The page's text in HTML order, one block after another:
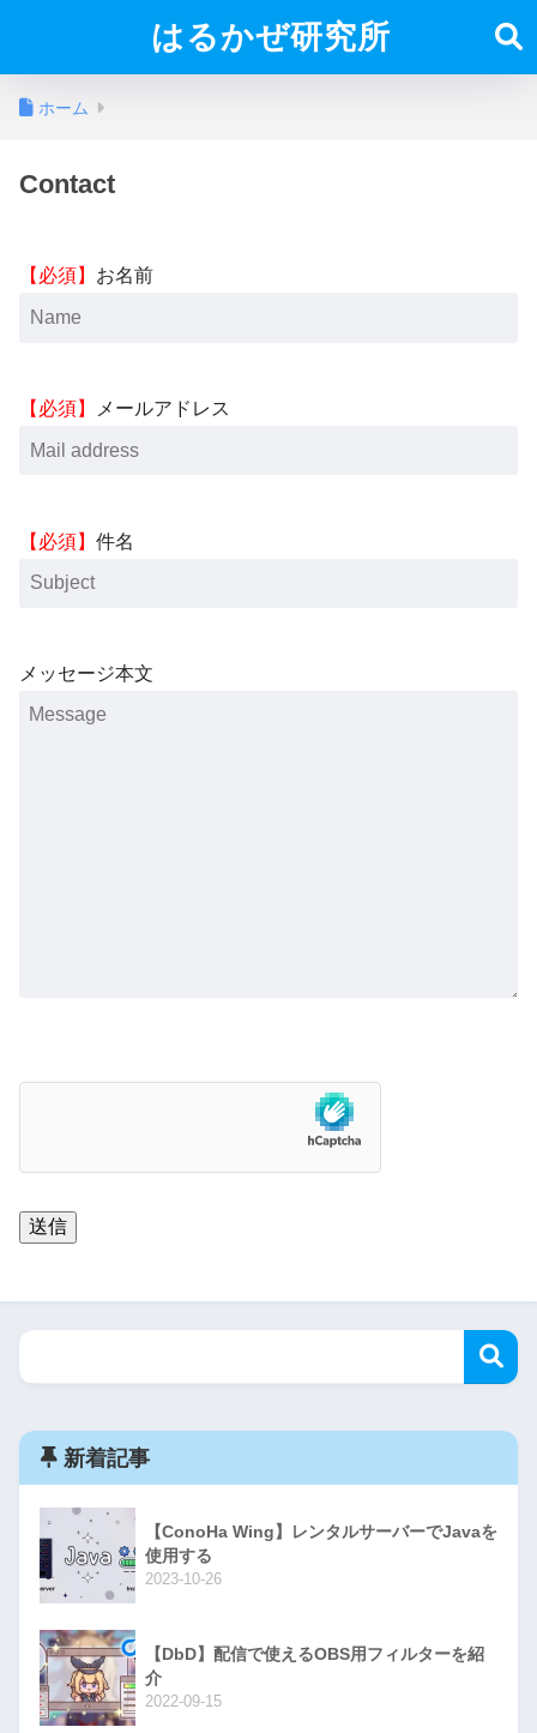
はるかぜ研究所
ホーム
Contact
【必須】 お名前
【必須】 メールアドレス
【必須】 件名
メッセージ本文
新着記事
【ConoHa Wing】レンタルサーバーでJavaを
使用する
2023-10-26
【DbD】配信で使えるOBS用フィルターを紹
介
2022-09-15